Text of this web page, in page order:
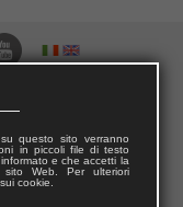
questo sito verranno
in piccoli file di testo
e che accetti la
Web. Per ulteriori
cookie.